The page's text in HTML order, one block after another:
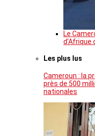
Le
d’Afrique
Les plus lus
Cameroun : la
près de 500
nationales